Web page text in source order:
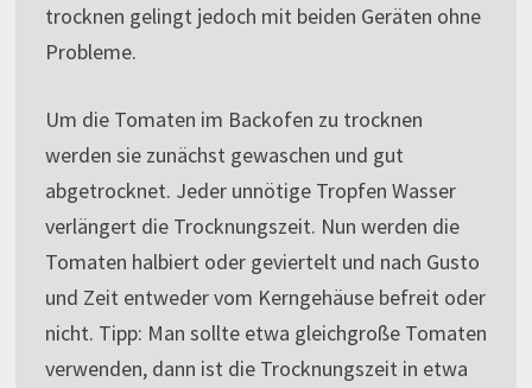
trocknen gelingt jedoch mit beiden Geräten ohne
Probleme.
Um die Tomaten im Backofen zu trocknen
werden sie zunächst gewaschen und gut
abgetrocknet. Jeder unnötige Tropfen Wasser
verlängert die Trocknungszeit. Nun werden die
Tomaten halbiert oder geviertelt und nach Gusto
und Zeit entweder vom Kerngehäuse befreit oder
nicht. Tipp: Man sollte etwa gleichgroße Tomaten
verwenden, dann ist die Trocknungszeit in etwa